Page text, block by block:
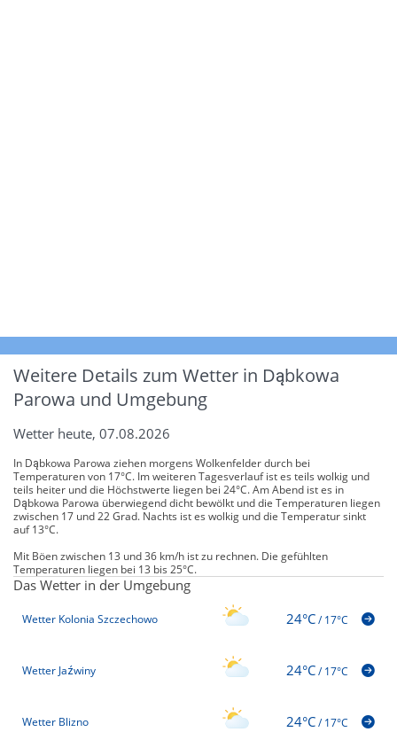
Weitere Details zum Wetter in Dąbkowa
Parowa und Umgebung
Wetter heute, 07.08.2026
In Dąbkowa Parowa ziehen morgens Wolkenfelder durch bei
Temperaturen von 17°C. Im weiteren Tagesverlauf ist es teils wolkig und
teils heiter und die Höchstwerte liegen bei 24°C. Am Abend ist es in
Dąbkowa Parowa überwiegend dicht bewölkt und die Temperaturen liegen
zwischen 17 und 22 Grad. Nachts ist es wolkig und die Temperatur sinkt
auf 13°C.
Mit Böen zwischen 13 und 36 km/h ist zu rechnen. Die gefühlten
Temperaturen liegen bei 13 bis 25°C.
Das Wetter in der Umgebung
Wetter Kolonia Szczechowo 24°C/17°C
Wetter Jaźwiny 24°C/17°C
Wetter Blizno 24°C/17°C